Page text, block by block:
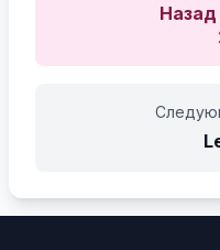
Назад